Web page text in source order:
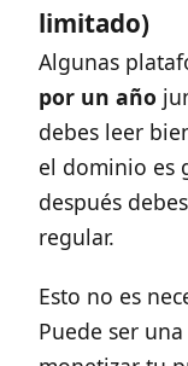
limitado)
Algunas
por un año
debes leer
el dominio es
después
regular.
Esto no es
Puede ser